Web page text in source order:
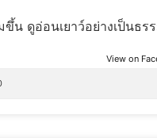
น ดูอ่อนเยาว์อย่างเป็นธร
View on